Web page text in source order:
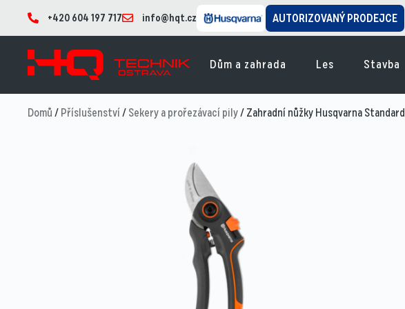
+420 604 197 717 info@hqt.cz AUTORIZOVANÝ PRODEJCE
Dům a zahrada Les Stavba
Domů/Příslušenství/Sekery a prořezávací pily/ Zahradní nůžky Husqvarna Standard